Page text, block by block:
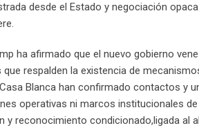
desde el Estado y negociación
ha afirmado que el nuevo gobierno
que respalden la existencia de
Blanca han confirmado contactos y
operativas ni marcos institucionales
y reconocimiento condicionado,ligada al